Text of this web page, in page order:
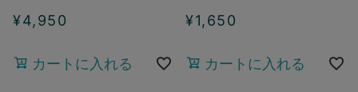
¥4,950
カートに入れる
¥1,650
カートに入れる